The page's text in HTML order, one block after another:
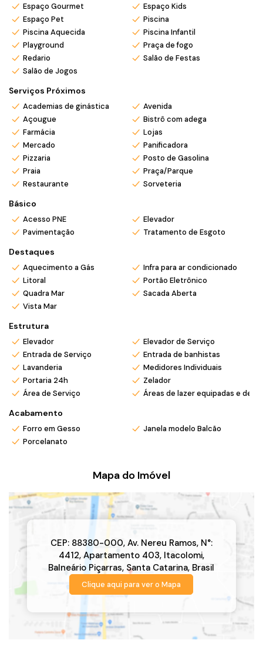
🎮 Salão de jogos
🍷 Espaços gourmet
🌴 E muito mais para você aproveitar cada momento
Tudo isso em Balneário Piçarras, uma das praias mais
desejadas do litoral catarinense, unindo tranquilidade,
valorização imobiliária e excelente qualidade de vida.
📍 Ideal para morar, veranear ou investir.
✨ Seu novo estilo de vida começa aqui!
*Valor e disponibilidade sujeito a confirmação.
*Atendemos também em finais de semana e feriados com
pré agendamento.
*Ligue ou envie WhatsApp (47) 9 9705-6188. Siga nosso
Espaço Gourmet
Espaço Kids
Espaço Pet
Piscina
Piscina Aquecida
Piscina Infantil
Playground
Praça de fogo
Redario
Salão de Festas
Salão de Jogos
Serviços Próximos
Academias de ginástica
Avenida
Açougue
Bistrô com adega
Farmácia
Lojas
Mercado
Panificadora
Pizzaria
Posto de Gasolina
Praia
Praça/Parque
Restaurante
Sorveteria
Básico
Acesso PNE
Elevador
Pavimentação
Tratamento de Esgoto
Destaques
Aquecimento a Gás
Infra para ar condicionado
Litoral
Portão Eletrônico
Quadra Mar
Sacada Aberta
Vista Mar
Estrutura
Elevador
Elevador de Serviço
Entrada de Serviço
Entrada de banhistas
Lavanderia
Medidores Individuais
Portaria 24h
Zelador
Área de Serviço
Áreas de lazer equipadas e
Acabamento
Forro em Gesso
Janela modelo Balcão
Porcelanato
Mapa do Imóvel
CEP: 88380-000, Av. Nereu Ramos, N°:
4412, Apartamento 403, Itacolomi,
Balneário Piçarras, Santa Catarina, Brasil
Clique aqui para ver o Mapa